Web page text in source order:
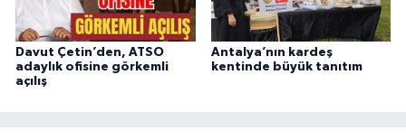
Davut Çetin’den, ATSO
adaylık ofisine görkemli
açılış
Antalya’nın kardeş
kentinde büyük tanıtım